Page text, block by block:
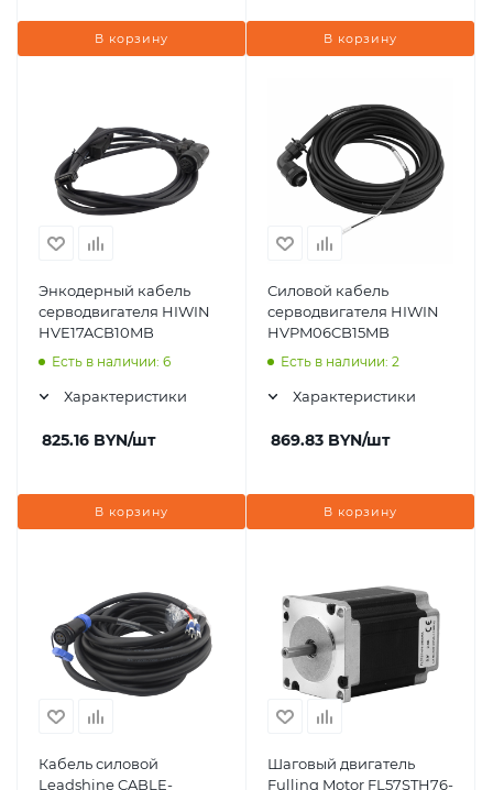
В корзину В корзину
Энкодерный кабель
серводвигателя HIWIN
HVE17ACB10MB
Есть в наличии: 6
Характеристики
825.16 BYN/шт
В корзину
Силовой кабель
серводвигателя HIWIN
HVPM06CB15MB
Есть в наличии: 2
Характеристики
869.83 BYN/шт
В корзину
Кабель силовой
Leadshine CABLE-
Шаговый двигатель
Fulling Motor FL57STH76-